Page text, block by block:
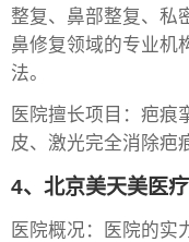
整复、鼻部整复、私
鼻修复领域的专业机
法。
医院擅长项目：疤痕
皮、激光完全消除疤
4、北京美天美医
医院概况：医院的实